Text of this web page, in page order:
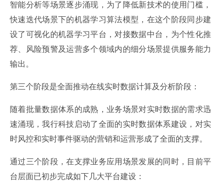
智能分析等场景逐步涌现，为了降低新技术的使用门槛，
快速迭代场景下的机器学习算法模型，在这个阶段同步建
设了可视化的机器学习平台，对接数据中台，为个性化推
荐、风险预警及运营多个领域内的细分场景提供服务能力
输出。
第三个阶段是全面推动在线实时数据计算及分析阶段：
随着批量数据体系的成熟，业务场景对实时数据的需求迅
速涌现，我行科技启动了全面的实时数据体系建设，对实
时风控和实时事件驱动的营销和运营形成了全面的支撑。
通过三个阶段，在支撑业务应用场景发展的同时，目前平
台层面已初步完成如下几大平台建设：